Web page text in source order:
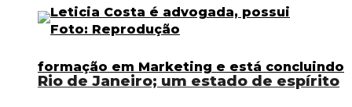
Rio de Janeiro; um estado de espírito